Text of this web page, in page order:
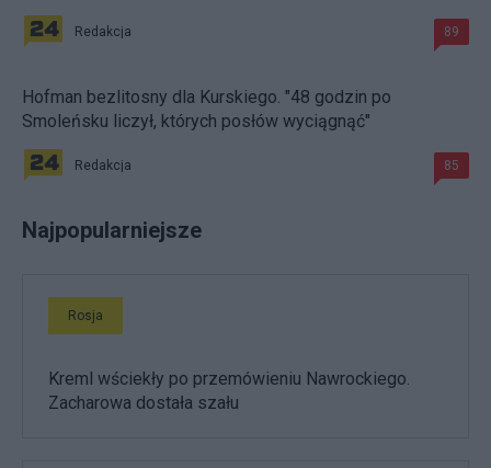
Redakcja 89
Hofman bezlitosny dla Kurskiego. "48 godzin po
Smoleńsku liczył, których posłów wyciągnąć"
Redakcja 85
Najpopularniejsze
Rosja
Kreml wściekły po przemówieniu Nawrockiego.
Zacharowa dostała szału